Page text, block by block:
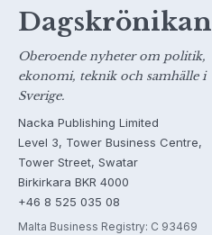
Dagskrönikan
Oberoende nyheter om politik,
ekonomi, teknik och samhälle i
Sverige.
Nacka Publishing Limited
Level 3, Tower Business Centre,
Tower Street, Swatar
Birkirkara BKR 4000
+46 8 525 035 08
Malta Business Registry: C 93469